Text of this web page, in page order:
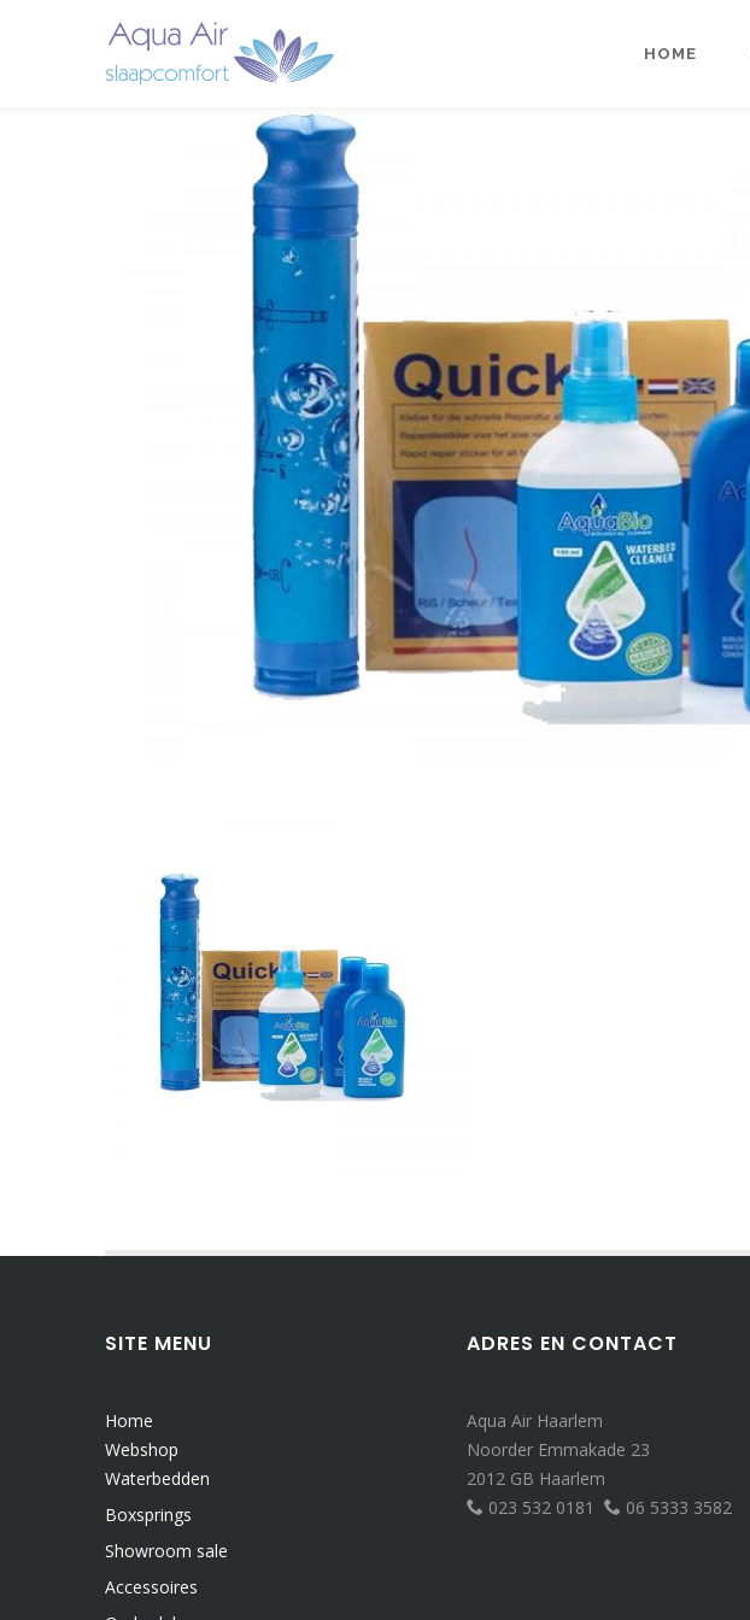
HOME
SITE MENU
Home
Webshop
Waterbedden
Boxsprings
Showroom sale
Accessoires
ADRES EN CONTACT
Aqua Air Haarlem
Noorder Emmakade 23
2012 GB Haarlem
023 532 0181
06 5333 3582